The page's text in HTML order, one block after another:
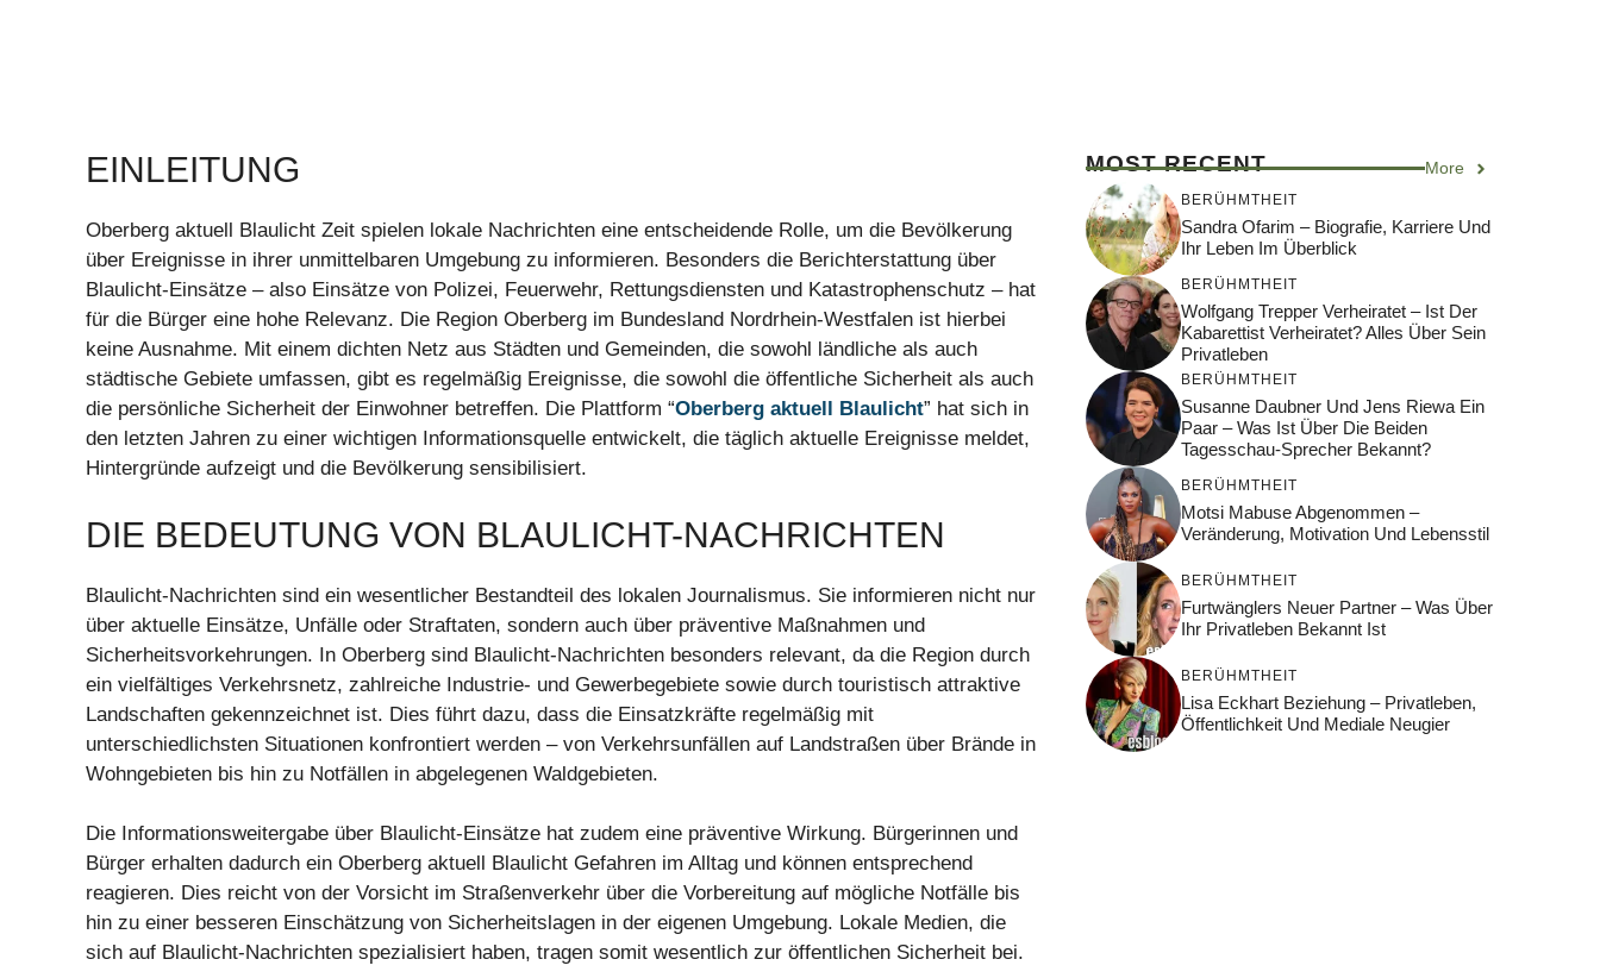
EINLEITUNG
Oberberg aktuell Blaulicht Zeit spielen lokale Nachrichten eine entscheidende Rolle, um die Bevölkerung
über Ereignisse in ihrer unmittelbaren Umgebung zu informieren. Besonders die Berichterstattung über
Blaulicht-Einsätze – also Einsätze von Polizei, Feuerwehr, Rettungsdiensten und Katastrophenschutz – hat
für die Bürger eine hohe Relevanz. Die Region Oberberg im Bundesland Nordrhein-Westfalen ist hierbei
keine Ausnahme. Mit einem dichten Netz aus Städten und Gemeinden, die sowohl ländliche als auch
städtische Gebiete umfassen, gibt es regelmäßig Ereignisse, die sowohl die öffentliche Sicherheit als auch
die persönliche Sicherheit der Einwohner betreffen. Die Plattform “Oberberg aktuell Blaulicht” hat sich in
den letzten Jahren zu einer wichtigen Informationsquelle entwickelt, die täglich aktuelle Ereignisse meldet,
Hintergründe aufzeigt und die Bevölkerung sensibilisiert.
DIE BEDEUTUNG VON BLAULICHT-NACHRICHTEN
Blaulicht-Nachrichten sind ein wesentlicher Bestandteil des lokalen Journalismus. Sie informieren nicht nur
über aktuelle Einsätze, Unfälle oder Straftaten, sondern auch über präventive Maßnahmen und
Sicherheitsvorkehrungen. In Oberberg sind Blaulicht-Nachrichten besonders relevant, da die Region durch
ein vielfältiges Verkehrsnetz, zahlreiche Industrie- und Gewerbegebiete sowie durch touristisch attraktive
Landschaften gekennzeichnet ist. Dies führt dazu, dass die Einsatzkräfte regelmäßig mit
unterschiedlichsten Situationen konfrontiert werden – von Verkehrsunfällen auf Landstraßen über Brände in
Wohngebieten bis hin zu Notfällen in abgelegenen Waldgebieten.
Die Informationsweitergabe über Blaulicht-Einsätze hat zudem eine präventive Wirkung. Bürgerinnen und
Bürger erhalten dadurch ein Oberberg aktuell Blaulicht Gefahren im Alltag und können entsprechend
reagieren. Dies reicht von der Vorsicht im Straßenverkehr über die Vorbereitung auf mögliche Notfälle bis
hin zu einer besseren Einschätzung von Sicherheitslagen in der eigenen Umgebung. Lokale Medien, die
sich auf Blaulicht-Nachrichten spezialisiert haben, tragen somit wesentlich zur öffentlichen Sicherheit bei.
MOST RECENT More
BERÜHMTHEIT
Sandra Ofarim – Biografie, Karriere Und
Ihr Leben Im Überblick
BERÜHMTHEIT
Wolfgang Trepper Verheiratet – Ist Der
Kabarettist Verheiratet? Alles Über Sein
Privatleben
BERÜHMTHEIT
Susanne Daubner Und Jens Riewa Ein
Paar – Was Ist Über Die Beiden
Tagesschau-Sprecher Bekannt?
BERÜHMTHEIT
Motsi Mabuse Abgenommen –
Veränderung, Motivation Und Lebensstil
BERÜHMTHEIT
Furtwänglers Neuer Partner – Was Über
Ihr Privatleben Bekannt Ist
BERÜHMTHEIT
Lisa Eckhart Beziehung – Privatleben,
Öffentlichkeit Und Mediale Neugier